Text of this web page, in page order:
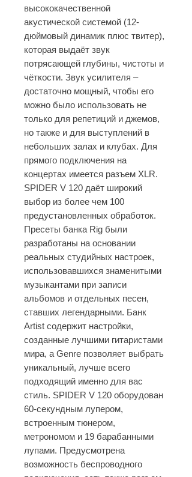
высококачественной
акустической системой (12-
дюймовый динамик плюс твитер),
которая выдаёт звук
потрясающей глубины, чистоты и
чёткости. Звук усилителя –
достаточно мощный, чтобы его
можно было использовать не
только для репетиций и джемов,
но также и для выступлений в
небольших залах и клубах. Для
прямого подключения на
концертах имеется разъем XLR.
SPIDER V 120 даёт широкий
выбор из более чем 100
предустановленных обработок.
Пресеты банка Rig были
разработаны на основании
реальных студийных настроек,
использовавшихся знаменитыми
музыкантами при записи
альбомов и отдельных песен,
ставших легендарными. Банк
Artist содержит настройки,
созданные лучшими гитаристами
мира, а Genre позволяет выбрать
уникальный, лучше всего
подходящий именно для вас
стиль. SPIDER V 120 оборудован
60-секундным лупером,
встроенным тюнером,
метрономом и 19 барабанными
лупами. Предусмотрена
возможность беспроводного